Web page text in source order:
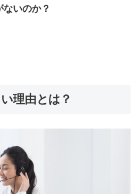
ないのか？
理由とは？